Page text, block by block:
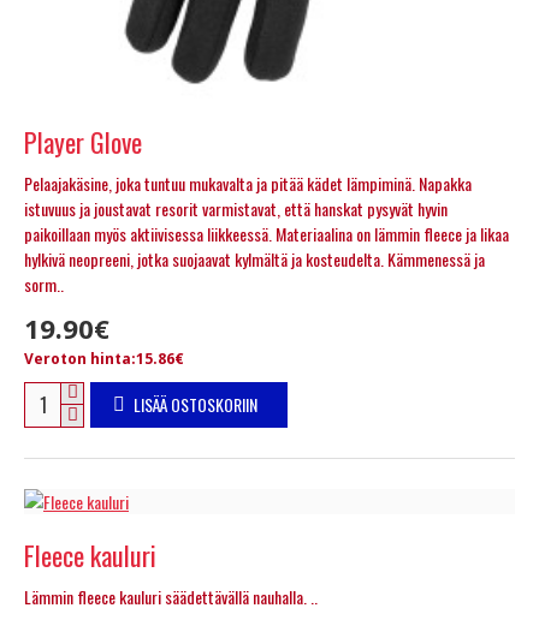
Player Glove
Pelaajakäsine, joka tuntuu mukavalta ja pitää kädet lämpiminä. Napakka
istuvuus ja joustavat resorit varmistavat, että hanskat pysyvät hyvin
paikoillaan myös aktiivisessa liikkeessä. Materiaalina on lämmin fleece ja likaa
hylkivä neopreeni, jotka suojaavat kylmältä ja kosteudelta. Kämmenessä ja
sorm..
19.90€
Veroton hinta:15.86€
LISÄÄ OSTOSKORIIN
Fleece kauluri
Lämmin fleece kauluri säädettävällä nauhalla. ..